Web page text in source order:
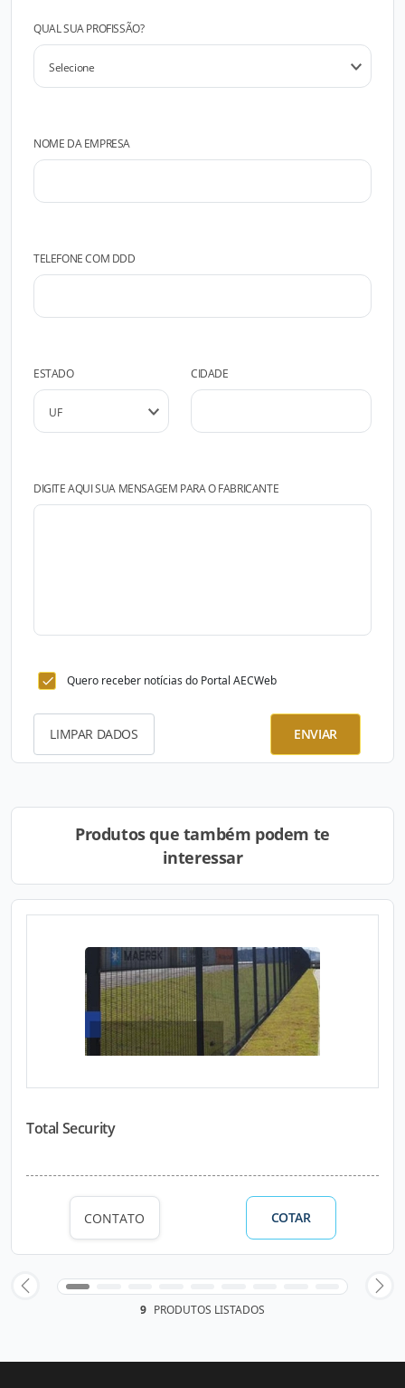
QUAL SUA PROFISSÃO?
NOME DA EMPRESA
TELEFONE COM DDD
ESTADO CIDADE
DIGITE AQUI SUA MENSAGEM PARA O FABRICANTE
Quero receber notícias do Portal AECWeb
LIMPAR DADOS ENVIAR
Produtos que também podem te
interessar
Total Security
CONTATO COTAR
9 PRODUTOS LISTADOS